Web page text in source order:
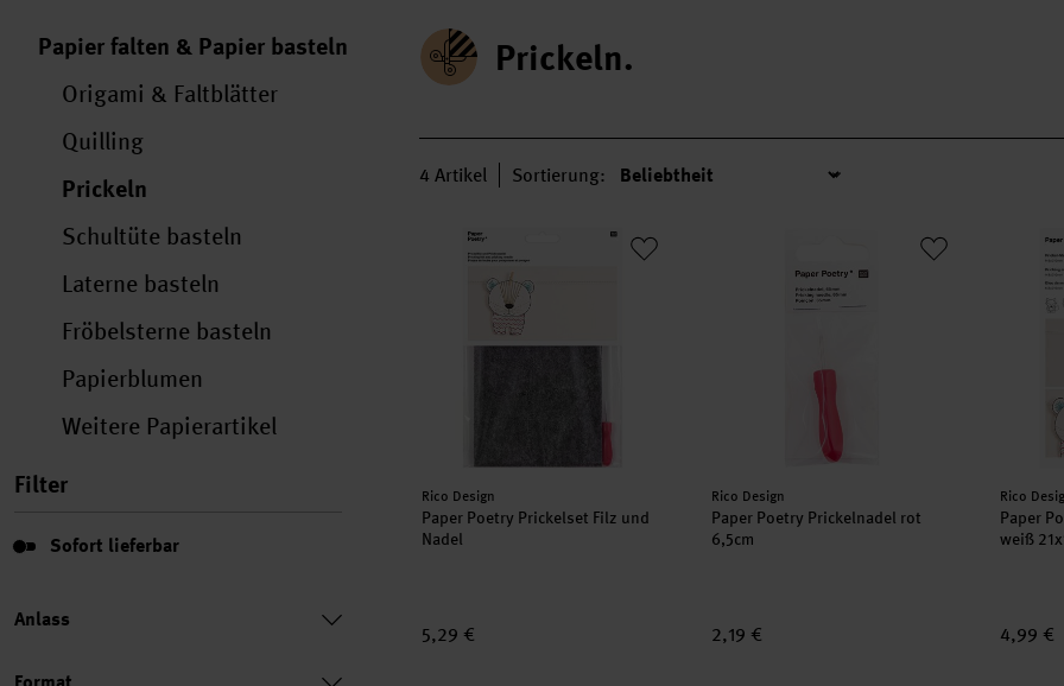
Papier falten & Papier basteln
Origami & Faltblätter
Quilling
Prickeln
Schultüte basteln
Laterne basteln
Fröbelsterne basteln
Papierblumen
Weitere Papierartikel
Filter
Sofort lieferbar
Sofort lieferbar
Anlass
Prickeln
4 Artikel Sortierung:
Paper Poetry Prickelset Filz und Nadel
Hersteller:
Rico Design
Paper Poetry Prickelset Filz und
Nadel
5,29 €
Hersteller:
Rico Design
Paper Poetry Prickelnadel rot
6,5cm
2,19 €
Rico
Paper
weiß
4,99 €